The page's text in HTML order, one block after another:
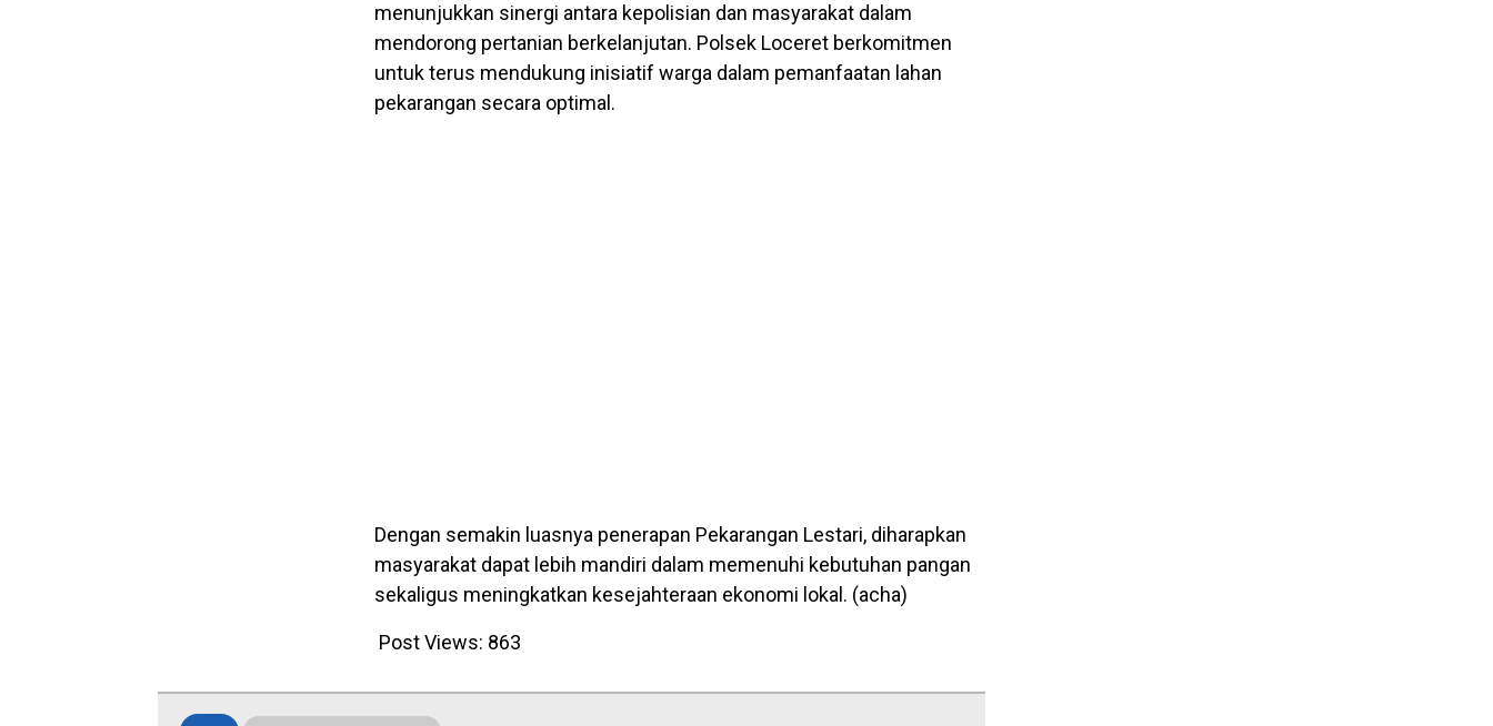
menunjukkan sinergi antara kepolisian dan masyarakat dalam
mendorong pertanian berkelanjutan. Polsek Loceret berkomitmen
untuk terus mendukung inisiatif warga dalam pemanfaatan lahan
pekarangan secara optimal.
Dengan semakin luasnya penerapan Pekarangan Lestari, diharapkan
masyarakat dapat lebih mandiri dalam memenuhi kebutuhan pangan
sekaligus meningkatkan kesejahteraan ekonomi lokal. (acha)
Post Views: 863